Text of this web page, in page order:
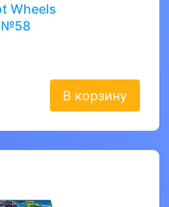
Wheels
№58
В корзину